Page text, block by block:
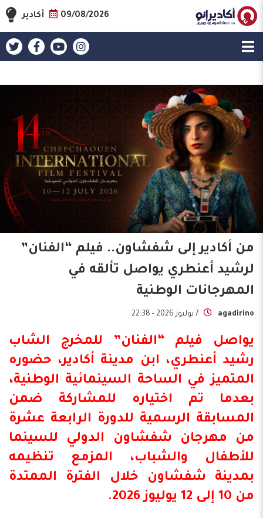
09/08/2026 أكادير
من أكادير إلى شفشاون.. فيلم “الفنان”
لرشيد أعنطري يواصل تألقه في
المهرجانات الوطنية
agadirino 7 يوليوز 2026 - 22:38
يواصل فيلم “الفنان” للمخرج الشاب
رشيد أعنطري، ابن مدينة أكادير، حضوره
المتميز في الساحة السينمائية الوطنية،
بعدما تم اختياره للمشاركة ضمن
المسابقة الرسمية للدورة الرابعة عشرة
من مهرجان شفشاون الدولي للسينما
للأطفال والشباب، المزمع تنظيمه
بمدينة شفشاون خلال الفترة الممتدة
من 10 إلى 12 يوليوز 2026.